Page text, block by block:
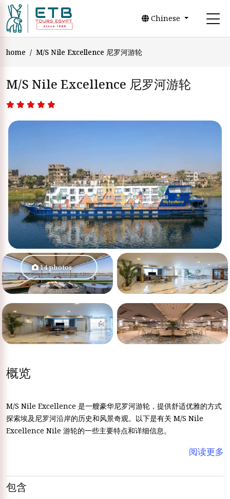
Chinese
home M/S Nile Excellence 尼罗河游轮
M/S Nile Excellence 尼罗河游轮
14 photos
概览
M/S Nile Excellence 是一艘豪华尼罗河游轮，提供舒适优雅的方式
探索埃及尼罗河沿岸的历史和风景奇观。以下是有关 M/S Nile
Excellence Nile 游轮的一些主要特点和详细信息。
阅读更多
包含